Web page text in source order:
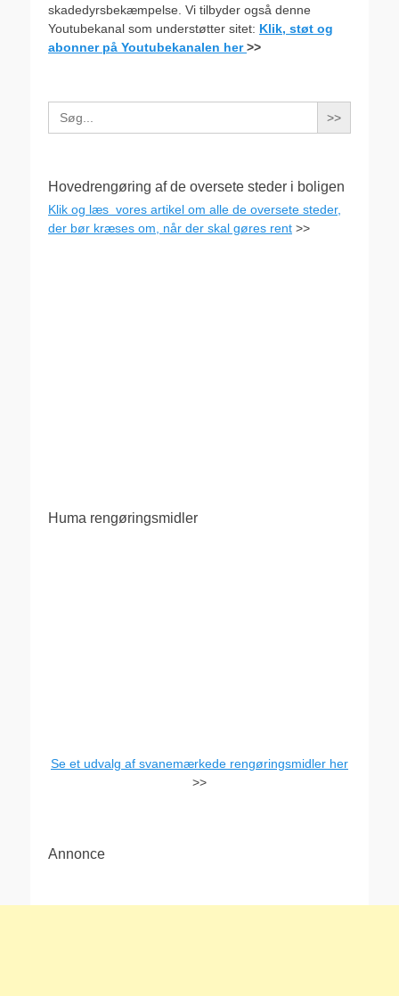
skadedyrsbekæmpelse. Vi tilbyder også denne
Youtubekanal som understøtter sitet: Klik, støt og
abonner på Youtubekanalen her>>
Search
for:
Hovedrengøring af de oversete steder i boligen
Klik og læs vores artikel om alle de oversete steder,
der bør kræses om, når der skal gøres rent >>
Huma rengøringsmidler
Se et udvalg af svanemærkede rengøringsmidler her
>>
Annonce